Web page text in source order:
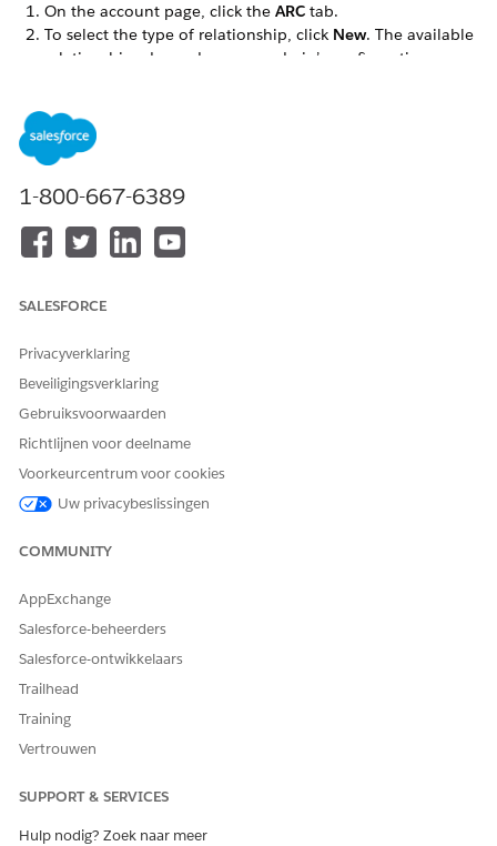
On the account page, click the ARC tab.
To select the type of relationship, click New. The available
relationships depend on your admin’s configuration
To add a record, select either
Contact. To add an existing record, search for the account
or contact name by entering it into the respective field.
Complete the required fields in the New Account form.
HEEFT DIT ARTIKEL UW PROBLEEM OPGELOST?
Laat ons weten wat we kunnen doen om te verbeteren!
1-800-667-6389
SALESFORCE
Privacyverklaring
Beveiligingsverklaring
Gebruiksvoorwaarden
Richtlijnen voor deelname
Voorkeurcentrum voor cookies
Uw privacybeslissingen
COMMUNITY
AppExchange
Salesforce-beheerders
Salesforce-ontwikkelaars
Trailhead
Training
Vertrouwen
SUPPORT & SERVICES
Hulp nodig? Zoek naar meer